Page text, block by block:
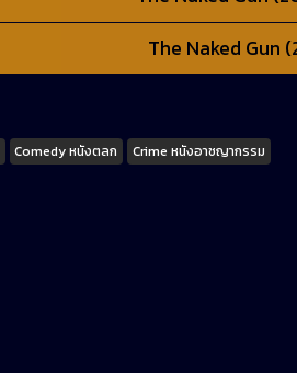
The Naked Gun
Comedy หนังตลก Crime หนังอาชญากรรม